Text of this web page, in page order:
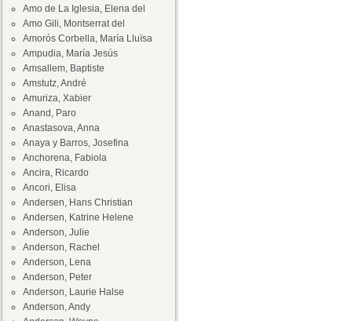
Amo de La Iglesia, Elena del
Amo Gili, Montserrat del
Amorós Corbella, María Lluïsa
Ampudia, María Jesús
Amsallem, Baptiste
Amstutz, André
Amuriza, Xabier
Anand, Paro
Anastasova, Anna
Anaya y Barros, Josefina
Anchorena, Fabiola
Ancira, Ricardo
Ancori, Elisa
Andersen, Hans Christian
Andersen, Katrine Helene
Anderson, Julie
Anderson, Rachel
Anderson, Lena
Anderson, Peter
Anderson, Laurie Halse
Anderson, Andy